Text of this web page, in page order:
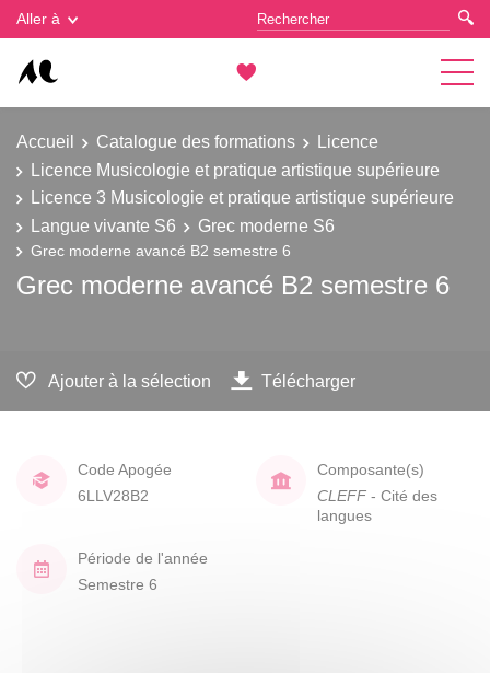
Aller à
Accueil Catalogue des formations
Licence
Licence Musicologie et pratique artistique supérieure
Licence 3 Musicologie et pratique artistique supérieure
Langue vivante S6
Grec moderne S6
Grec moderne avancé B2 semestre 6
Grec moderne avancé B2 semestre 6
Ajouter à la sélection Télécharger
Code Apogée
6LLV28B2
Composante(s)
CLEFF - Cité des
langues
Période de l'année
Semestre 6
Gestion des cookies